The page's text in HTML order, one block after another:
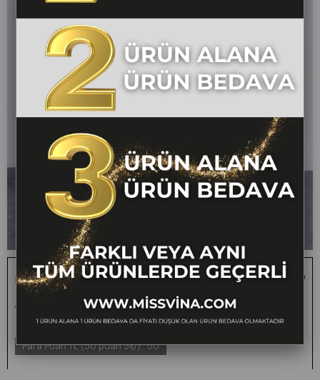
Kısa Kol Kayık Yaka Bluz Ve Kruvaze Model Etek 1188
₺1.500,00 ₺499,99 67
1 ALANA 1 BEDAVA -
FARKLI VEYA AYNI TÜM
ÜRÜNLERDE GEÇERLİ
Para Puan TL (50 puan 5₺):50